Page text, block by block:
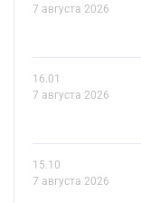
7 августа 2026
16.01
7 августа 2026
15.10
7 августа 2026